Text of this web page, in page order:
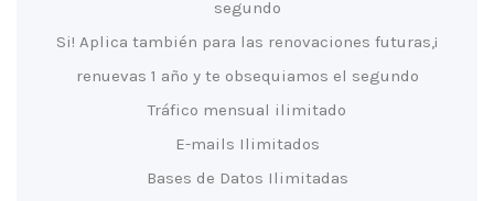
segundo
¡Si! Aplica también para las renovaciones futuras,
renuevas 1 año y te obsequiamos el segundo
Tráfico mensual ilimitado
E-mails Ilimitados
Bases de Datos Ilimitadas